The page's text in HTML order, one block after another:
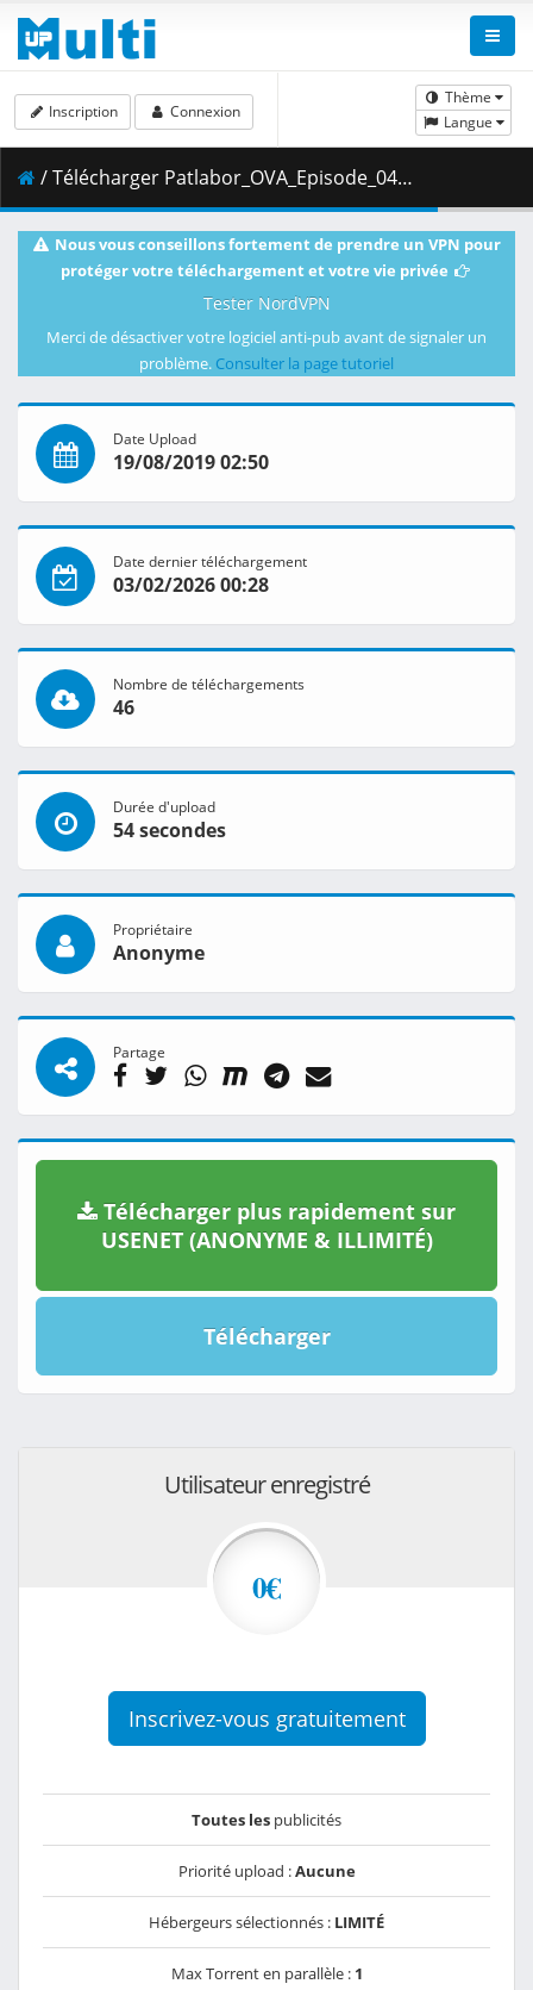
Thème
Langue
Inscription Connexion
/ Télécharger Patlabor_OVA_Episode_04__Player_Edition___x264_AC3_.mp4.003 ( 460.70 MB )
Nous vous conseillons fortement de prendre un VPN pour
protéger votre téléchargement et votre vie privée
Tester NordVPN
Merci de désactiver votre logiciel anti-pub avant de signaler un
problème. Consulter la page tutoriel
Date Upload
19/08/2019 02:50
Date dernier téléchargement
03/02/2026 00:28
Nombre de téléchargements
46
Durée d'upload
54 secondes
Propriétaire
Anonyme
Partage
Télécharger plus rapidement sur
USENET (ANONYME & ILLIMITÉ)
Télécharger
Utilisateur enregistré
0€
Inscrivez-vous gratuitement
Toutes les publicités
Priorité upload :Aucune
Hébergeurs sélectionnés : LIMITÉ
Max Torrent en parallèle : 1